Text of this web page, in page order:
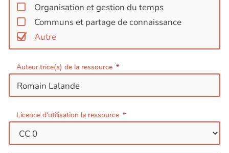
Organisation et gestion du temps
Communs et partage de connaissance
Autre
Auteur.trice(s) de la ressource
Licence d'utilisation la ressource